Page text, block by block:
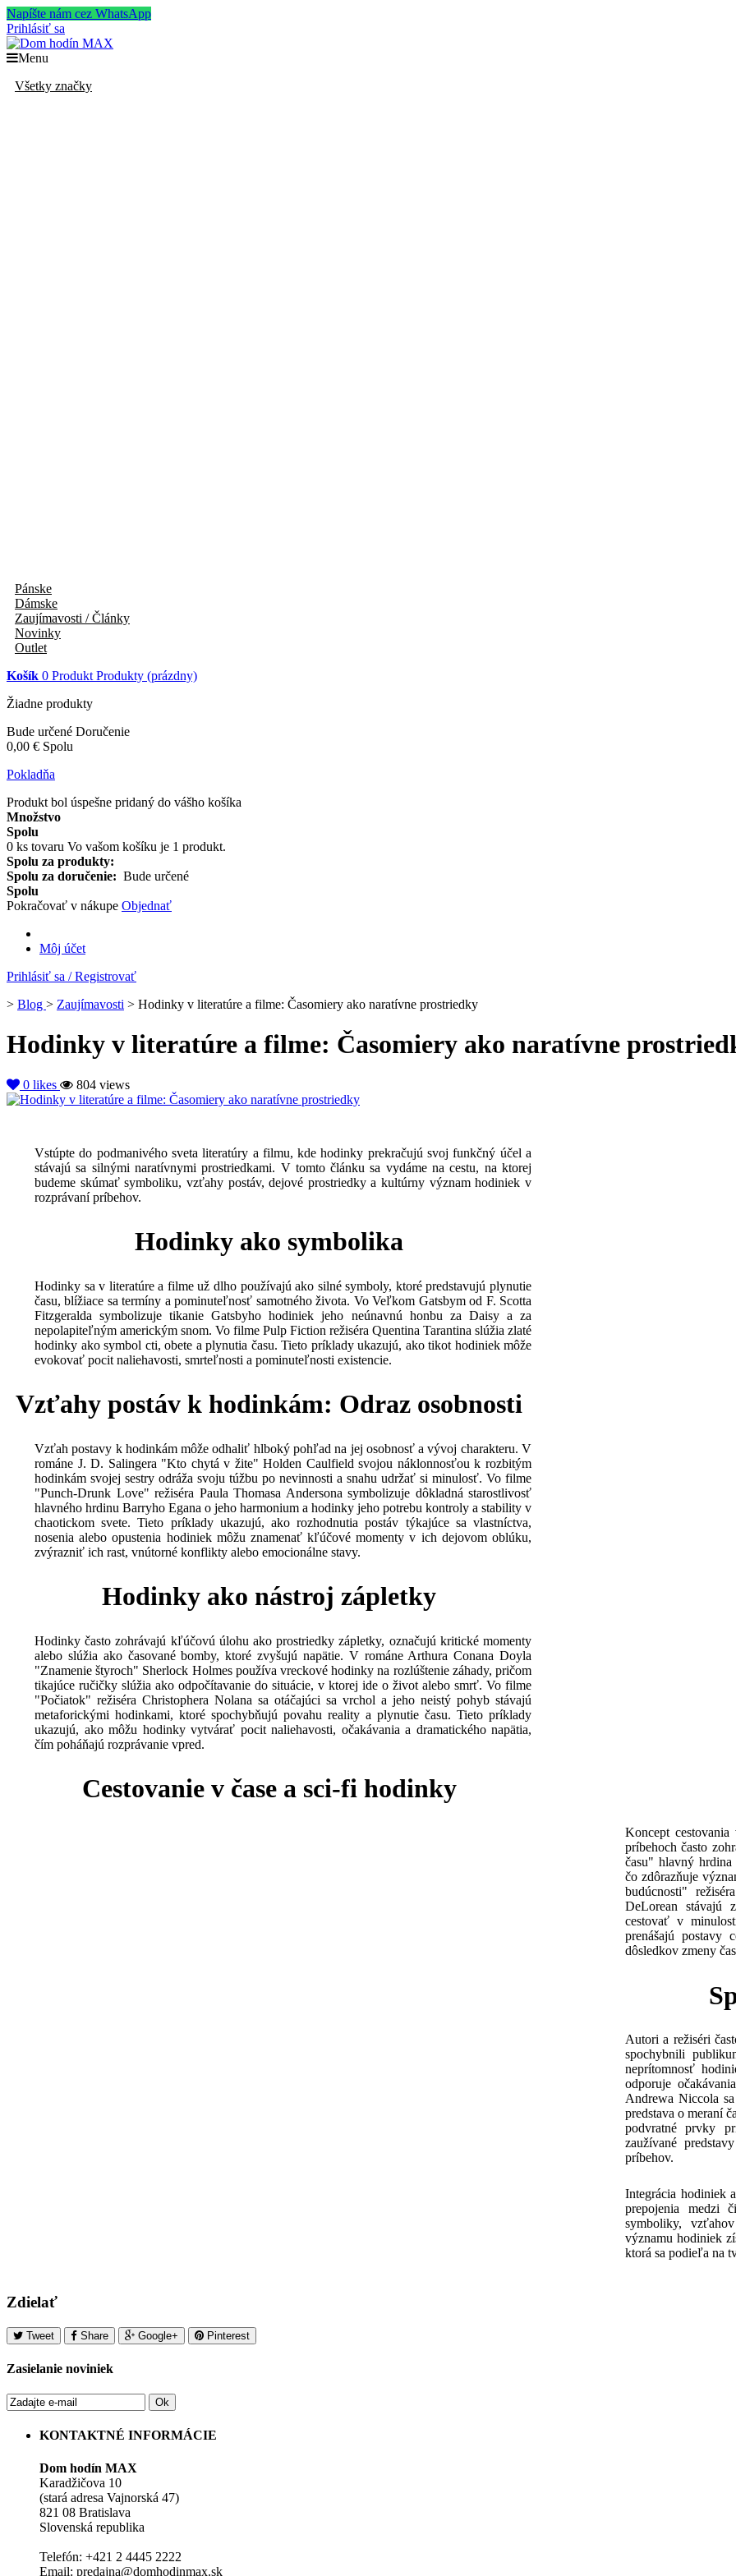
Napíšte nám cez WhatsApp
Prihlásiť sa
Menu
Všetky značky
Pánske
Dámske
Zaujímavosti / Články
Novinky
Outlet
Košík 0 Produkt Produkty (prázdny)
Žiadne produkty
Bude určené Doručenie
0,00 € Spolu
Pokladňa
Produkt bol úspešne pridaný do vášho košíka
Množstvo
Spolu
0 ks tovaru Vo vašom košíku je 1 produkt.
Spolu za produkty:
Spolu za doručenie: Bude určené
Spolu
Pokračovať v nákupe Objednať
Môj účet
Prihlásiť sa / Registrovať
> Blog > Zaujímavosti > Hodinky v literatúre a filme: Časomiery ako naratívne prostriedky
Hodinky v literatúre a filme: Časomiery ako naratívne
0 likes 804 views
Vstúpte do podmanivého sveta literatúry a filmu, kde hodinky prekračujú svoj funkčný účel a
stávajú sa silnými naratívnymi prostriedkami. V tomto článku sa vydáme na cestu, na ktorej
budeme skúmať symboliku, vzťahy postáv, dejové prostriedky a kultúrny význam hodiniek v
rozprávaní príbehov.
Hodinky ako symbolika
Hodinky sa v literatúre a filme už dlho používajú ako silné symboly, ktoré predstavujú plynutie
času, blížiace sa termíny a pominuteľnosť samotného života. Vo Veľkom Gatsbym od F. Scotta
Fitzgeralda symbolizuje tikanie Gatsbyho hodiniek jeho neúnavnú honbu za Daisy a za
nepolapiteľným americkým snom. Vo filme Pulp Fiction režiséra Quentina Tarantina slúžia zlaté
hodinky ako symbol cti, obete a plynutia času. Tieto príklady ukazujú, ako tikot hodiniek môže
evokovať pocit naliehavosti, smrteľnosti a pominuteľnosti existencie.
Vzťahy postáv k hodinkám: Odraz osobnosti
Vzťah postavy k hodinkám môže odhaliť hlboký pohľad na jej osobnosť a vývoj charakteru. V
románe J. D. Salingera "Kto chytá v žite" Holden Caulfield svojou náklonnosťou k rozbitým
hodinkám svojej sestry odráža svoju túžbu po nevinnosti a snahu udržať si minulosť. Vo filme
"Punch-Drunk Love" režiséra Paula Thomasa Andersona symbolizuje dôkladná starostlivosť
hlavného hrdinu Barryho Egana o jeho harmonium a hodinky jeho potrebu kontroly a stability v
chaotickom svete. Tieto príklady ukazujú, ako rozhodnutia postáv týkajúce sa vlastníctva,
nosenia alebo opustenia hodiniek môžu znamenať kľúčové momenty v ich dejovom oblúku,
zvýrazniť ich rast, vnútorné konflikty alebo emocionálne stavy.
Hodinky ako nástroj zápletky
Hodinky často zohrávajú kľúčovú úlohu ako prostriedky zápletky, označujú kritické momenty
alebo slúžia ako časované bomby, ktoré zvyšujú napätie. V románe Arthura Conana Doyla
"Znamenie štyroch" Sherlock Holmes používa vreckové hodinky na rozlúštenie záhady, pričom
tikajúce ručičky slúžia ako odpočítavanie do situácie, v ktorej ide o život alebo smrť. Vo filme
"Počiatok" režiséra Christophera Nolana sa otáčajúci sa vrchol a jeho neistý pohyb stávajú
metaforickými hodinkami, ktoré spochybňujú povahu reality a plynutie času. Tieto príklady
ukazujú, ako môžu hodinky vytvárať pocit naliehavosti, očakávania a dramatického napätia,
čím poháňajú rozprávanie vpred.
Cestovanie v čase a sci-fi hodinky
Koncept
príbehoch často
času" hlavný
čo zdôrazňuje
budúcnosti"
DeLorean stávajú
cestovať v
prenášajú postavy
dôsledkov zmeny
Autori a režiséri
spochybnili
neprítomnosť
odporuje
Andrewa Niccola
predstava o meraní
podvratné prvky
zaužívané
príbehov.
Integrácia hodiniek
prepojenia medzi
symboliky,
významu hodiniek
ktorá sa podieľa na
Zdielať
Tweet Share Google+ Pinterest
Zasielanie noviniek
Ok
KONTAKTNÉ INFORMÁCIE
Dom hodín MAX
Karadžičova 10
(stará adresa Vajnorská 47)
821 08 Bratislava
Slovenská republika
Telefón: +421 2 4445 2222
Email: predajna@domhodinmax.sk